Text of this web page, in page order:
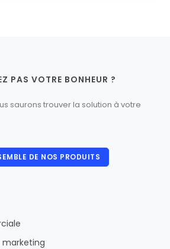
PAS VOTRE BONHEUR ?
saurons trouver la solution à votre
DE NOS PRODUITS